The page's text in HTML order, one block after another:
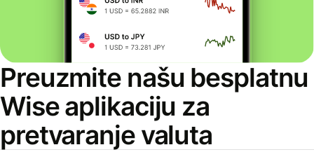
Preuzmite našu besplatnu
Wise aplikaciju za
pretvaranje valuta